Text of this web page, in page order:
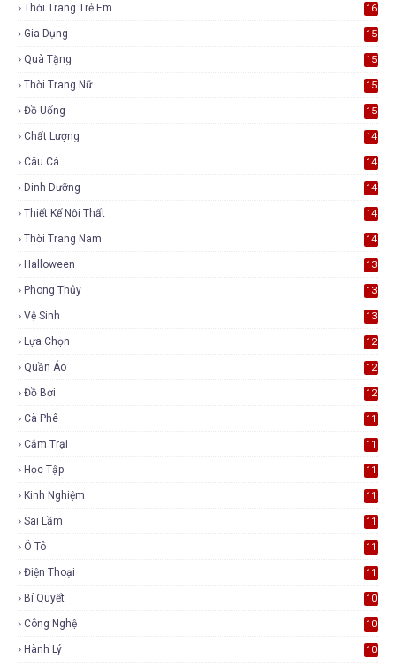
Thời Trang Trẻ Em 16
Gia Dụng 15
Quà Tặng 15
Thời Trang Nữ 15
Đồ Uống 15
Chất Lượng 14
Câu Cá 14
Dinh Dưỡng 14
Thiết Kế Nội Thất 14
Thời Trang Nam 14
Halloween 13
Phong Thủy 13
Vệ Sinh 13
Lựa Chọn 12
Quần Áo 12
Đồ Bơi 12
Cà Phê 11
Cắm Trại 11
Học Tập 11
Kinh Nghiệm 11
Sai Lầm 11
Ô Tô 11
Điện Thoại 11
Bí Quyết 10
Công Nghệ 10
Hành Lý 10